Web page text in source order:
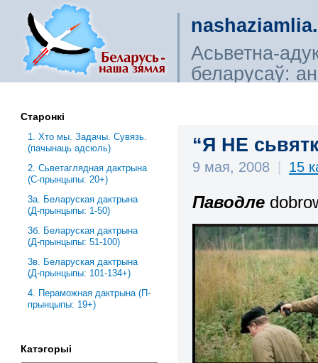
Асьветна-
беларусаў:
“Я НЕ
9 мая, 2008 | 15
Паводле
Старонкі
1. Хто мы. Задачы. Сувязь.
(пачынаць адсюль)
2. Сьветаглядная дактрына
(С-прынцыпы: 20+)
3a. Беларуская дактрына
(Д-прынцыпы: 1-50)
3б. Беларуская дактрына
(Д-прынцыпы: 51-100)
3в. Беларуская дактрына
(Д-прынцыпы: 101-134+)
4. Пераможная дактрына (П-
прынцыпы: 19+)
Катэгорыі